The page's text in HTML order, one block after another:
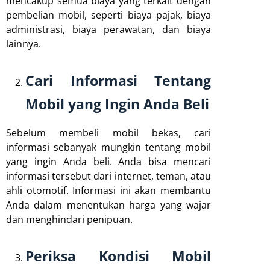
pembelian mobil, seperti biaya pajak, biaya
administrasi, biaya perawatan, dan biaya
lainnya.
Cari Informasi Tentang
Mobil yang Ingin Anda Beli
Sebelum membeli mobil bekas, cari
informasi sebanyak mungkin tentang mobil
yang ingin Anda beli. Anda bisa mencari
informasi tersebut dari internet, teman, atau
ahli otomotif. Informasi ini akan membantu
Anda dalam menentukan harga yang wajar
dan menghindari penipuan.
Periksa Kondisi Mobil